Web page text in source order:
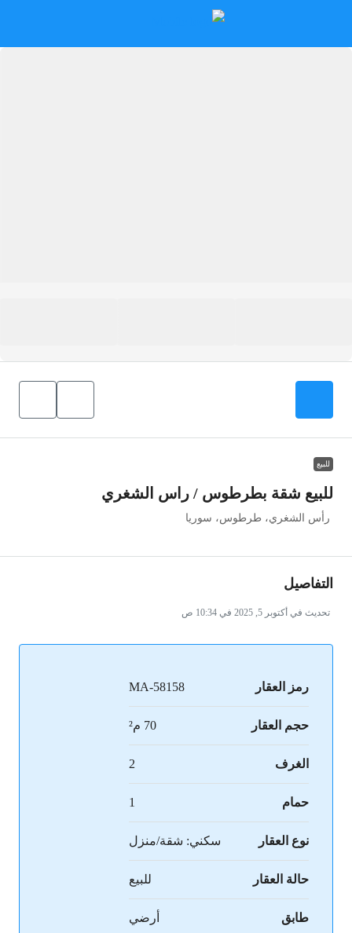
للبيع
للبيع شقة بطرطوس / راس الشغري
رأس الشغري، طرطوس، سوريا
التفاصيل
تحديث في أكتوبر 5, 2025 في 10:34 ص
رمز العقار MA-58158
حجم العقار 70 م²
الغرف 2
حمام 1
نوع العقار سكني: شقة/منزل
حالة العقار للبيع
طابق أرضي